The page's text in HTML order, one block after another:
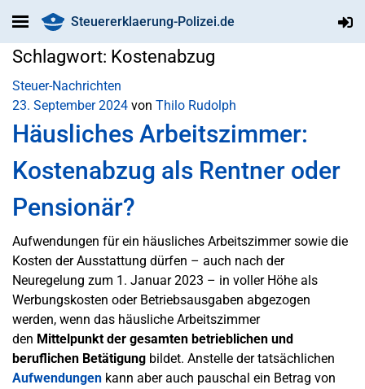
Steuererklaerung-Polizei.de
Schlagwort: Kostenabzug
Steuer-Nachrichten
23. September 2024 von Thilo Rudolph
Häusliches Arbeitszimmer:
Kostenabzug als Rentner oder
Pensionär?
Aufwendungen für ein häusliches Arbeitszimmer sowie die
Kosten der Ausstattung dürfen – auch nach der
Neuregelung zum 1. Januar 2023 – in voller Höhe als
Werbungskosten oder Betriebsausgaben abgezogen
werden, wenn das häusliche Arbeitszimmer
den Mittelpunkt der gesamten betrieblichen und
beruflichen Betätigung bildet. Anstelle der tatsächlichen
Aufwendungen kann aber auch pauschal ein Betrag von